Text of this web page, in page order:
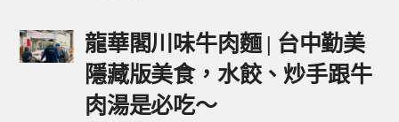
龍華閣川味牛肉麵 | 台中勤美
隱藏版美食，水餃、炒手跟牛
肉湯是必吃～